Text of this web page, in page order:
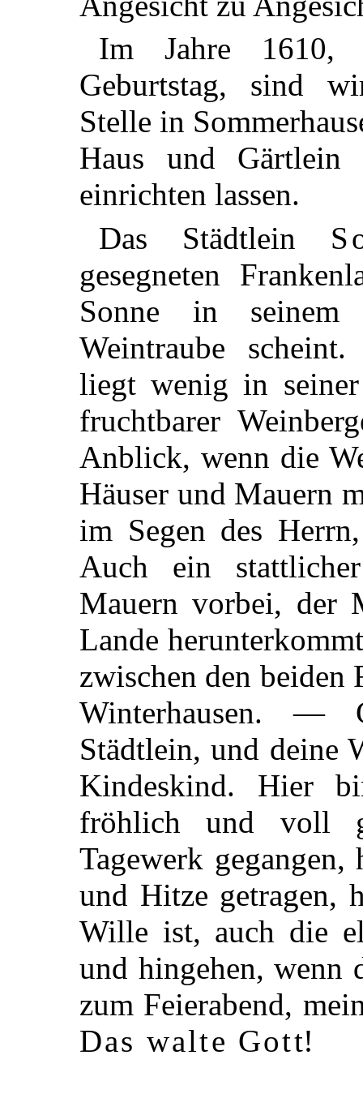
Im Jahre 1610,
Geburtstag, sind
Stelle in
Haus und
einrichten lassen.
Das Städtlein
gesegneten
Sonne in
Weintraube
liegt wenig in
fruchtbarer
Anblick, wenn die
Häuser und Mauern
im Segen des
Auch ein
Mauern vorbei, der
Lande
zwischen den beiden
Winterhausen. —
Städtlein, und deine
Kindeskind. Hier
fröhlich und voll
Tagewerk
und Hitze getragen,
Wille ist, auch die
und hingehen, wenn
zum Feierabend,
Das walte Gott!